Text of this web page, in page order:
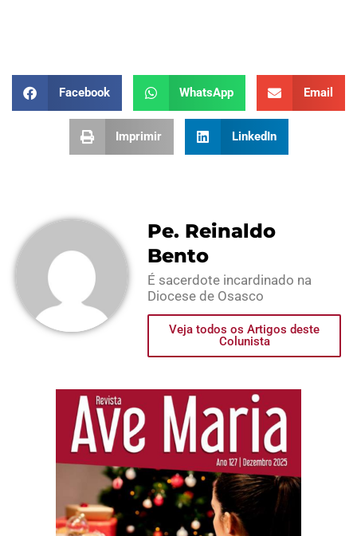
Facebook WhatsApp Email
Imprimir LinkedIn
Pe. Reinaldo
Bento
É sacerdote incardinado na
Diocese de Osasco
Veja todos os Artigos deste
Colunista